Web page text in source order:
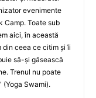
evenimente
Camp. Toate sub
aici, în această
ceea ce citim și îi
să-și găsească
Trenul nu poate
(Yoga Swami).